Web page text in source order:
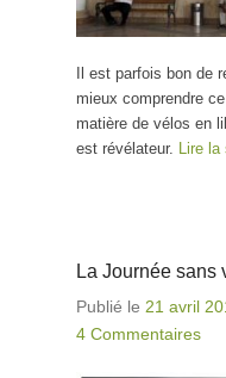
Il est parfois bon de
mieux comprendre
matière de vélos en
est révélateur. Lire
La Journée sans
Publié le 21 avril
4 Commentaires